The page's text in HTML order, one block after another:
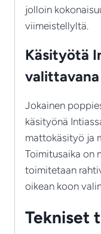
jolloin
viimeistellyltä.
Käsityötä
valittavana
Jokainen
käsityönä
mattokäsityö ja
Toimitusaika on
toimitetaan
oikean koon
Tekniset